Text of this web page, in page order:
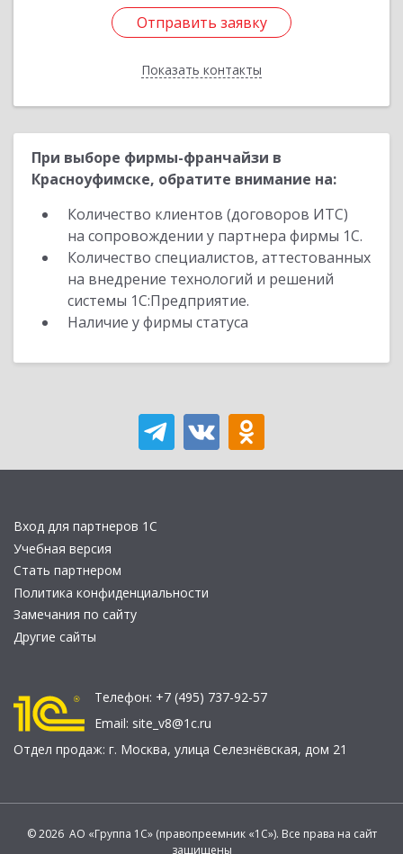
Отправить заявку
Показать контакты
Отправить заявку
Назад
При выборе фирмы-франчайзи в
Красноуфимске, обратите внимание на:
Количество клиентов (договоров ИТС)
на сопровождении у партнера фирмы 1С.
Количество специалистов, аттестованных
на внедрение технологий и решений
системы 1С:Предприятие.
Наличие у фирмы статуса
Вход для партнеров 1С
Учебная версия
Стать партнером
Политика конфиденциальности
Замечания по сайту
Другие сайты
Телефон: +7 (495) 737-92-57
Email: site_v8@1c.ru
Отдел продаж: г. Москва, улица Селезнёвская, дом 21
© 2026 АО «Группа 1С» (правопреемник «1С»). Все права на сайт
защищены